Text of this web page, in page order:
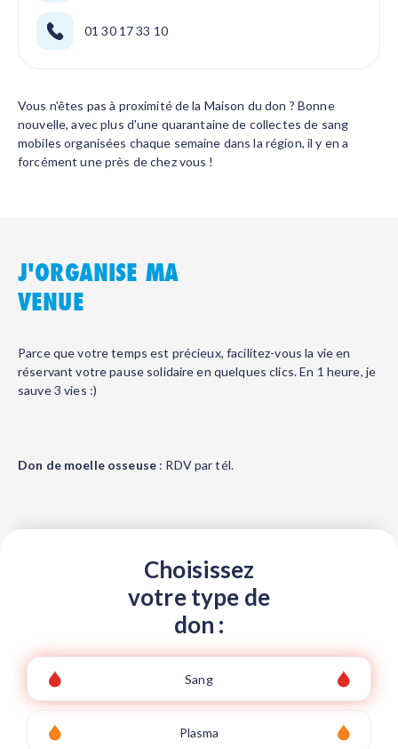
01 30 17 33 10
Vous n'êtes pas à proximité de la Maison du don ? Bonne
nouvelle, avec plus d'une quarantaine de collectes de sang
mobiles organisées chaque semaine dans la région, il y en a
forcément une près de chez vous !
J'ORGANISE MA
VENUE
Parce que votre temps est précieux, facilitez-vous la vie en
réservant votre pause solidaire en quelques clics. En 1 heure, je
sauve 3 vies :)
Don de moelle osseuse: RDV par tél.
Choisissez
votre type de
don :
Sang
Plasma